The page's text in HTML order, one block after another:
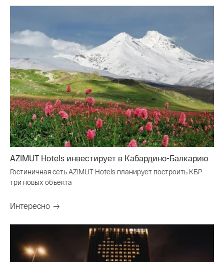
AZIMUT Hotels инвестирует в Кабардино-Балкарию
Гостиничная сеть AZIMUT Hotels планирует построить КБР
три новых объекта
Интересно